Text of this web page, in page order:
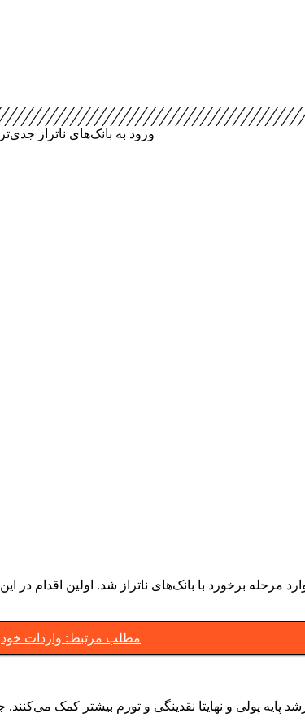
مطلب مرتبط: واردات
پایه پولی و نهایتا نقدینگی و تورم بیشتر کمک